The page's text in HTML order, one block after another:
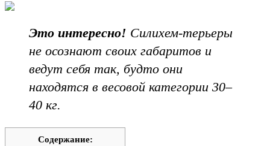
Это интересно! Силихем-терьеры
не осознают своих габаритов и
ведут себя так, будто они
находятся в весовой категории 30–
40 кг.
Содержание: